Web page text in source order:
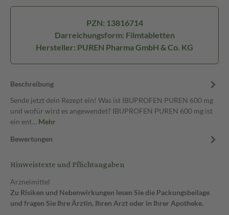
PZN: 13816714
Darreichungsform: Filmtabletten
Hersteller: PUREN Pharma GmbH & Co. KG
Beschreibung
Sende jetzt dein Rezept ein! Was ist IBUPROFEN PUREN 600 mg
und wofür wird es angewendet? IBUPROFEN PUREN 600 mg ist
ein ent… Mehr
Bewertungen
Hinweistexte und Pflichtangaben
Arzneimittel
Zu Risiken und Nebenwirkungen lesen Sie die Packungsbeilage
und fragen Sie Ihre Ärztin, Ihren Arzt oder in Ihrer Apotheke.